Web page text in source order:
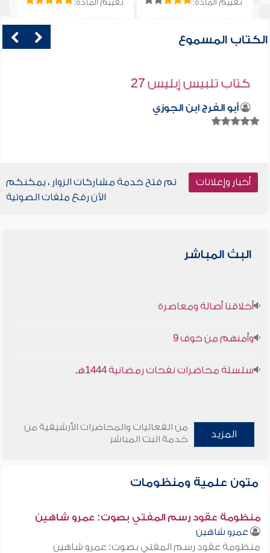
تقييم المادة: تقييم المادة:
الكتاب المسموع
كتاب تلبيس إبليس 27
أبو الفرج ابن الجوزي
أخبار وإعلانات
تم فتح خدمة مشاركات الزوار ، يمكنكم
الآن رفع ملفات الصوتية
البث المباشر
أخلاقنا أصالة ومعاصرة
وأمنهم من خوف 9
سلسلة محاضرات نفحات رمضانية 1444هـ
المزيد
من الفعاليات والمحاضرات الأرشيفية من
خدمة البث المباشر
متون علمية ومنظومات
منظومة عقود رسم المفتي بصوت: عمرو شاهين
عمرو شاهين
منظومة عقود رسم المفتي بصوت: عمرو شاهين